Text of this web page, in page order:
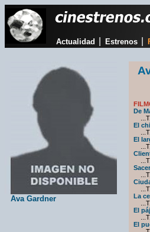
Actualidad Estrenos
Ava Gardner
De
El
El
La
El
El